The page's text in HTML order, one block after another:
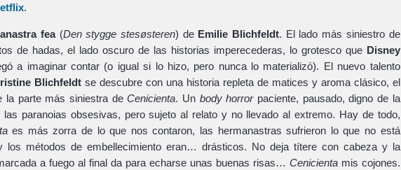
.
fea(Den stygge stesøsteren) de Emilie Blichfeldt. El lado más siniestro de
de hadas, el lado oscuro de las historias imperecederas, lo grotesco que Disney
a imaginar contar (o igual si lo hizo, pero nunca lo materializó). El nuevo talento
Blichfeldt se descubre con una historia repleta de matices y aroma clásico, el
la parte más siniestra deCenicienta. Un body horrorpaciente, pausado, digno de la
las paranoias obsesivas, pero sujeto al relato y no llevado al extremo. Hay de todo,
es más zorra de lo que nos contaron, las hermanastras sufrieron lo que no está
los métodos de embellecimiento eran… drásticos. No deja títere con cabeza y la
a fuego al final da para echarse unas buenas risas… Cenicientamis cojones.